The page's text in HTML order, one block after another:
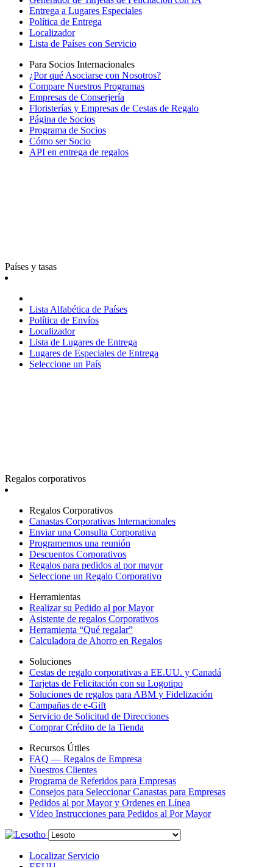
Entrega a Lugares Especiales
Política de Entrega
Localizador
Lista de Países con Servicio
Para Socios Internacionales
¿Por qué Asociarse con Nosotros?
Compare Nuestros Programas
Empresas de Conserjería
Floristerías y Empresas de Cestas de Regalo
Página de Socios
Programa de Socios
Cómo ser Socio
API en entrega de regalos
Países y tasas
Lista Alfabética de Países
Política de Envíos
Localizador
Lista de Lugares de Entrega
Lugares de Especiales de Entrega
Seleccione un País
Regalos corporativos
Regalos Corporativos
Canastas Corporativas Internacionales
Enviar una Consulta Corporativa
Programemos una reunión
Descuentos Corporativos
Regalos para pedidos al por mayor
Seleccione un Regalo Corporativo
Herramientas
Realizar su Pedido al por Mayor
Asistente de regalos Corporativos
Herramienta “Qué regalar”
Calculadora de Ahorro en Regalos
Soluciones
Cestas de regalo corporativas a EE.UU. y Canadá
Tarjetas de Felicitación con su Logotipo
Soluciones de regalos para ABM y Fidelización
Campañas de e-Gift
Servicio de Solicitud de Direcciones
Comprar Crédito de la Tienda
Recursos Útiles
FAQ — Regalos de Empresa
Nuestros Clientes
Programa de Referidos para Empresas
Consejos para Seleccionar Canastas para Empresas
Pedidos al por Mayor y Ordenes en Línea
Vídeo Instrucciones para Pedidos al Por Mayor
Localizar Servicio